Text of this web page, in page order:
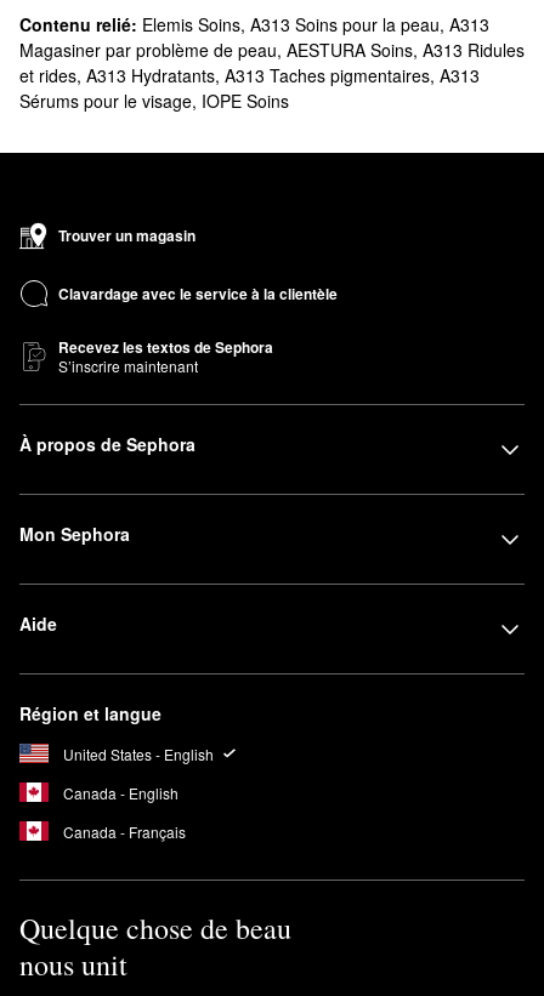
Contenu relié: Elemis Soins, A313 Soins pour la peau, A313
Magasiner par problème de peau, AESTURA Soins, A313 Ridules
et rides, A313 Hydratants, A313 Taches pigmentaires, A313
Sérums pour le visage, IOPE Soins
Trouver un magasin
Clavardage avec le service à la clientèle
Recevez les textos de Sephora
S’inscrire maintenant
À propos de Sephora
Mon Sephora
Aide
Région et langue
United States - English
Canada - English
Canada - Français
Quelque chose de beau
nous unit